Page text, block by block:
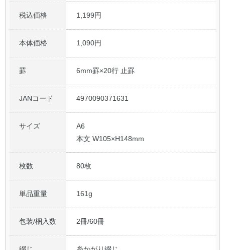
税込価格 1,199円
本体価格 1,090円
罫 6mm罫×20行 止罫
JANコード 4970090371631
サイズ
A6
本文 W105×H148mm
枚数 80枚
単品重量 161g
包装/梱入数 2冊/60冊